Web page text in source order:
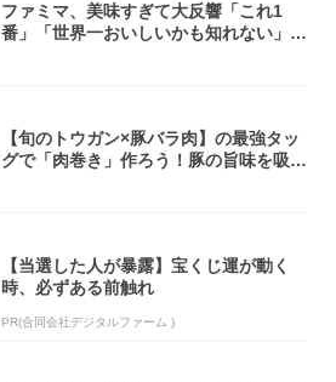
ファミマ、美味すぎて大反響「これ1
番」「世界一おいしいかも知れない」
【旬のトウガン×豚バラ肉】の最強タッ
グで「肉巻き」作ろう！豚の旨味を吸い
【当選した人が暴露】宝くじ運が動く
時、必ずある前触れ
PR(合同会社デジタルファーム )